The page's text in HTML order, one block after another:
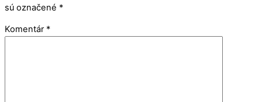
sú označené *
Komentár *